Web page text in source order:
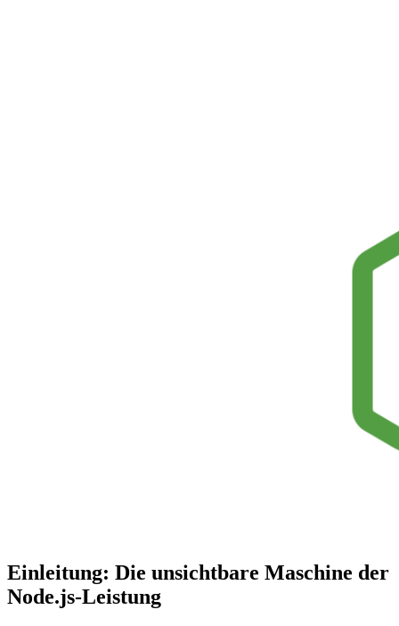
Einleitung: Die unsichtbare Maschine der
Node.js-Leistung